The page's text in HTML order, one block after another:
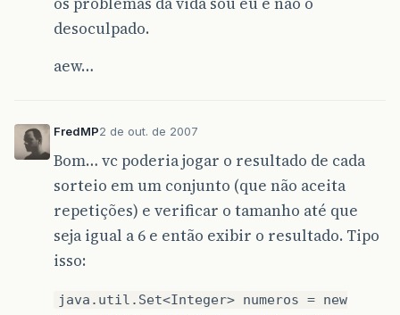
desoculpado.
aew…
FredMP2 de out. de 2007
Bom… vc poderia jogar o resultado de cada
sorteio em um conjunto (que não aceita
repetições) e verificar o tamanho até que
seja igual a 6 e então exibir o resultado. Tipo
isso:
java.util.Set<Integer> numeros = new